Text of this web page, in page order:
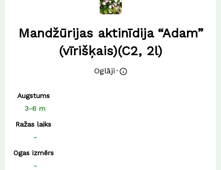
Mandžūrijas aktinīdija “Adam”
(vīrišķais)(C2, 2l)
Oglāji ⋅
Augstums
3-6 m
Ražas laiks
-
Ogas izmērs
-